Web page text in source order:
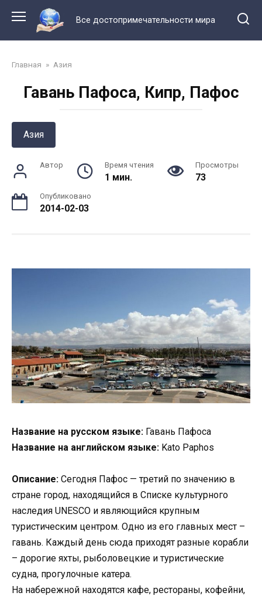
контенту
Все достопримечательности мира
Главная » Азия
Гавань Пафоса, Кипр, Пафос
Азия
Автор Время чтения
1 мин.
Просмотры
73
Опубликовано
2014-02-03
Название на русском языке: Гавань Пафоса
Название на английском языке: Kato Paphos
Описание: Сегодня Пафос — третий по значению в
стране город, находящийся в Списке культурного
наследия UNESCO и являющийся крупным
туристическим центром. Одно из его главных мест –
гавань. Каждый день сюда приходят разные корабли
– дорогие яхты, рыболовецкие и туристические
судна, прогулочные катера.
На набережной находятся кафе, рестораны, кофейни,